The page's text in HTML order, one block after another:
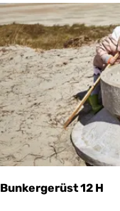
-
u
n
d
S
t
r
a
n
d
r
ä
u
b
e
Bunkergerüst 12 H